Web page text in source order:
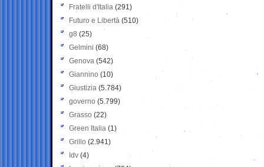
Fratelli d'Italia (291)
Futuro e Libertà (510)
g8 (25)
Gelmini (68)
Genova (542)
Giannino (10)
Giustizia (5.784)
governo (5.799)
Grasso (22)
Green Italia (1)
Grillo (2.941)
Idv (4)